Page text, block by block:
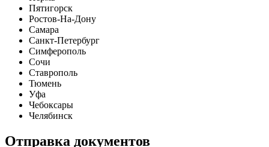
Пятигорск
Ростов-На-Дону
Самара
Санкт-Петербург
Симферополь
Сочи
Ставрополь
Тюмень
Уфа
Чебоксары
Челябинск
Отправка документов